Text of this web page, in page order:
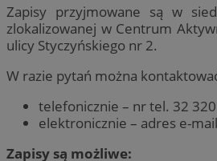
Zapisy przyjmowane są w
zlokalizowanej w Centrum
ulicy Styczyńskiego nr 2.
W razie pytań można
telefonicznie – nr tel. 32
elektronicznie – adres e-
Zapisy są możliwe: